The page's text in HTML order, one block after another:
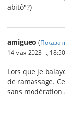
abitõ"?)
amigueo (
14 мая 2023 г.,
Lors que je
de ramassage.
sans modération